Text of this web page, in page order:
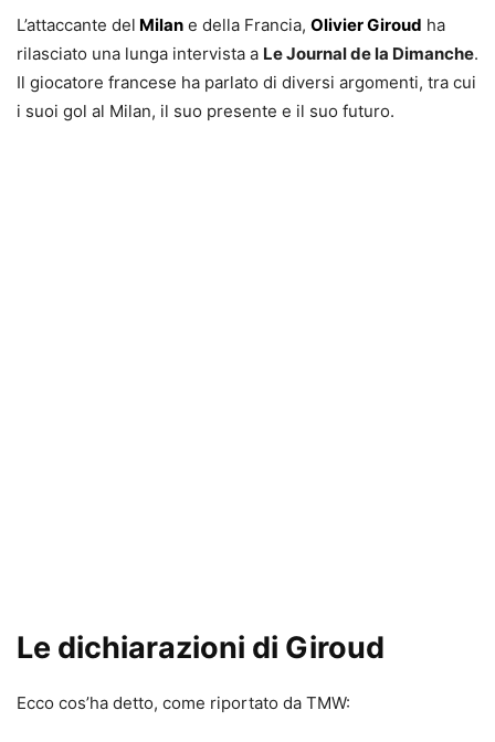
L’attaccante del Milan e della Francia, Olivier Giroud ha
rilasciato una lunga intervista a Le Journal de la Dimanche.
Il giocatore francese ha parlato di diversi argomenti, tra cui
i suoi gol al Milan, il suo presente e il suo futuro.
Le dichiarazioni di Giroud
Ecco cos’ha detto, come riportato da TMW: